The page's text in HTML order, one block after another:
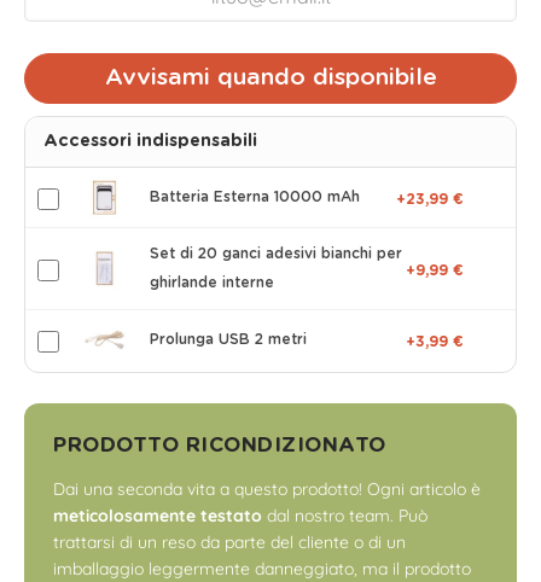
Avvisami quando disponibile
Accessori indispensabili
Batteria Esterna 10000 mAh +23,99 €
Set di 20 ganci adesivi bianchi per
ghirlande interne
+9,99 €
Prolunga USB 2 metri +3,99 €
PRODOTTO RICONDIZIONATO
Dai una seconda vita a questo prodotto! Ogni articolo è
meticolosamente testato dal nostro team. Può
trattarsi di un reso da parte del cliente o di un
imballaggio leggermente danneggiato, ma il prodotto